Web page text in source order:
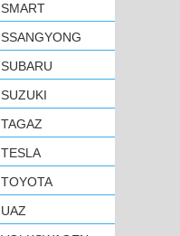
SMART
SSANGYONG
SUBARU
SUZUKI
TAGAZ
TESLA
TOYOTA
UAZ